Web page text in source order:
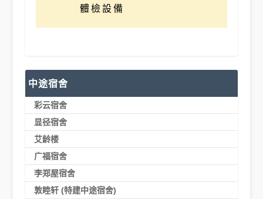
體檢設備
中途宿舍
彩云宿舍
显径宿舍
艾龄楼
广福宿舍
李郑屋宿舍
敦睦轩 (特建中途宿舍)